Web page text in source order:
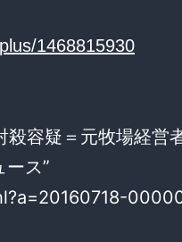
1468815930
容疑＝元牧場経営
ス”